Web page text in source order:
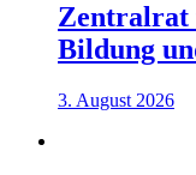
Zentralrat
Bildung
3. August 2026